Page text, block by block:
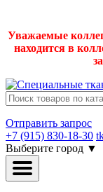
Уважаемые
находится в
Отправить запрос
+7 (915) 830-18-30
Выберите город ▼